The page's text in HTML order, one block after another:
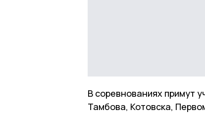
В соревнованиях примут
Тамбова, Котовска,